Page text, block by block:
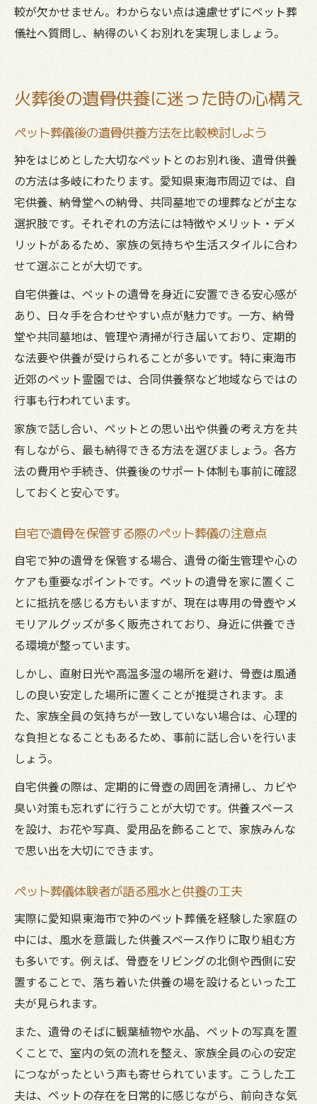
較が欠かせません。わからない点は遠慮せずにペット葬
儀社へ質問し、納得のいくお別れを実現しましょう。
火葬後の遺骨供養に迷った時の心構え
ペット葬儀後の遺骨供養方法を比較検討しよう
狆をはじめとした大切なペットとのお別れ後、遺骨供養
の方法は多岐にわたります。愛知県東海市周辺では、自
宅供養、納骨堂への納骨、共同墓地での埋葬などが主な
選択肢です。それぞれの方法には特徴やメリット・デメ
リットがあるため、家族の気持ちや生活スタイルに合わ
せて選ぶことが大切です。
自宅供養は、ペットの遺骨を身近に安置できる安心感が
あり、日々手を合わせやすい点が魅力です。一方、納骨
堂や共同墓地は、管理や清掃が行き届いており、定期的
な法要や供養が受けられることが多いです。特に東海市
近郊のペット霊園では、合同供養祭など地域ならではの
行事も行われています。
家族で話し合い、ペットとの思い出や供養の考え方を共
有しながら、最も納得できる方法を選びましょう。各方
法の費用や手続き、供養後のサポート体制も事前に確認
しておくと安心です。
自宅で遺骨を保管する際のペット葬儀の注意点
自宅で狆の遺骨を保管する場合、遺骨の衛生管理や心の
ケアも重要なポイントです。ペットの遺骨を家に置くこ
とに抵抗を感じる方もいますが、現在は専用の骨壺やメ
モリアルグッズが多く販売されており、身近に供養でき
る環境が整っています。
しかし、直射日光や高温多湿の場所を避け、骨壺は風通
しの良い安定した場所に置くことが推奨されます。ま
た、家族全員の気持ちが一致していない場合は、心理的
な負担となることもあるため、事前に話し合いを行いま
しょう。
自宅供養の際は、定期的に骨壺の周囲を清掃し、カビや
臭い対策も忘れずに行うことが大切です。供養スペース
を設け、お花や写真、愛用品を飾ることで、家族みんな
で思い出を大切にできます。
ペット葬儀体験者が語る風水と供養の工夫
実際に愛知県東海市で狆のペット葬儀を経験した家庭の
中には、風水を意識した供養スペース作りに取り組む方
も多いです。例えば、骨壺をリビングの北側や西側に安
置することで、落ち着いた供養の場を設けるといった工
夫が見られます。
また、遺骨のそばに観葉植物や水晶、ペットの写真を置
くことで、室内の気の流れを整え、家族全員の心の安定
につながったという声も寄せられています。こうした工
夫は、ペットの存在を日常的に感じながら、前向きな気